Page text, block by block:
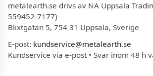
metalearth.se drivs av NA Uppsala
559452-7177)
Blixtgatan 5, 754 31 Uppsala, Sverige
E-post: kundservice@metalearth.se
Kundservice via e-post • Svar inom 48 h